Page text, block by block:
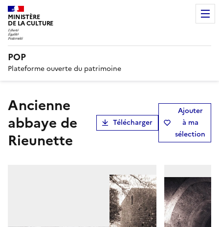
MINISTÈRE
DE LA CULTURE
POP
Plateforme ouverte du patrimoine
Ancienne
abbaye de
Rieunette
Télécharger
Ajouter
à ma
sélection